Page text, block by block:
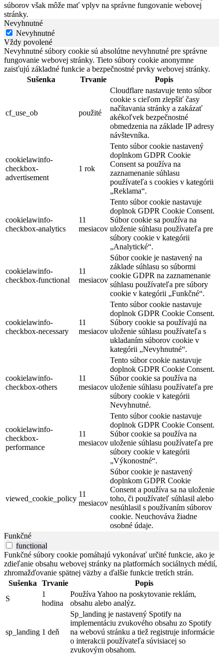
súborov však môže mať vplyv na správne fungovanie webovej
stránky.
Nevyhnutné
Nevyhnutné
Vždy povolené
Nevyhnutné súbory cookie sú absolútne nevyhnutné pre správne
fungovanie webovej stránky. Tieto súbory cookie anonymne
zaisťujú základné funkcie a bezpečnostné prvky webovej stránky.
Sušenka
Trvanie Popis
cf_use_ob použité
Cloudflare nastavuje tento súbor
cookie s cieľom zlepšiť časy
načítavania stránky a zakázať
akékoľvek bezpečnostné
obmedzenia na základe IP adresy
návštevníka.
cookielawinfo-
checkbox-
advertisement
1 rok
Tento súbor cookie nastavený
doplnkom GDPR Cookie
Consent sa používa na
zaznamenanie súhlasu
používateľa s cookies v kategórii
„Reklama“.
cookielawinfo-
checkbox-analytics
11
mesiacov
Tento súbor cookie nastavuje
doplnok GDPR Cookie Consent.
Súbor cookie sa používa na
uloženie súhlasu používateľa pre
súbory cookie v kategórii
„Analytické“.
cookielawinfo-
checkbox-functional
11
mesiacov
Súbor cookie je nastavený na
základe súhlasu so súbormi
cookie GDPR na zaznamenanie
súhlasu používateľa pre súbory
cookie v kategórii „Funkčné“.
cookielawinfo-
checkbox-necessary
11
mesiacov
Tento súbor cookie nastavuje
doplnok GDPR Cookie Consent.
Súbory cookie sa používajú na
uloženie súhlasu používateľa s
ukladaním súborov cookie v
kategórii „Nevyhnutné“.
cookielawinfo-
checkbox-others
11
mesiacov
Tento súbor cookie nastavuje
doplnok GDPR Cookie Consent.
Súbor cookie sa používa na
uloženie súhlasu používateľa pre
súbory cookie v kategórii
Nevyhnutné.
cookielawinfo-
checkbox-
performance
11
mesiacov
Tento súbor cookie nastavuje
doplnok GDPR Cookie Consent.
Súbor cookie sa používa na
uloženie súhlasu používateľa pre
súbory cookie v kategórii
„Výkonostné“.
viewed_cookie_policy
11
mesiacov
Súbor cookie je nastavený
doplnkom GDPR Cookie
Consent a používa sa na uloženie
toho, či používateľ súhlasil alebo
nesúhlasil s používaním súborov
cookie. Neuchováva žiadne
osobné údaje.
Funkčné
functional
Funkčné súbory cookie pomáhajú vykonávať určité funkcie, ako je
zdieľanie obsahu webovej stránky na platformách sociálnych médií,
zhromažďovanie spätnej väzby a ďalšie funkcie tretích strán.
Sušenka
Trvanie
Popis
S
1
hodina
Používa Yahoo na poskytovanie reklám,
obsahu alebo analýz.
sp_landing 1 deň
Sp_landing je nastavený Spotify na
implementáciu zvukového obsahu zo Spotify
na webovú stránku a tiež registruje informácie
o interakcii používateľa súvisiacej so
zvukovým obsahom.